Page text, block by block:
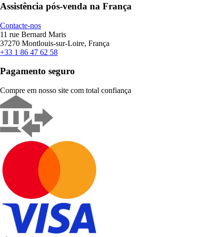
Assistência pós-venda na França
Contacte-nos
11 rue Bernard Maris
37270 Montlouis-sur-Loire, França
+33 1 86 47 62 58
Pagamento seguro
Compre em nosso site com total confiança